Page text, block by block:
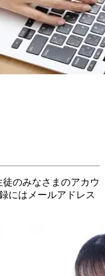
のみなさまのアカウ
にはメールアドレス